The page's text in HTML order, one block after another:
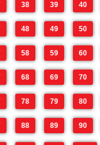
38 39 40
48 49 50
58 59 60
68 69 70
78 79 80
88 89 90